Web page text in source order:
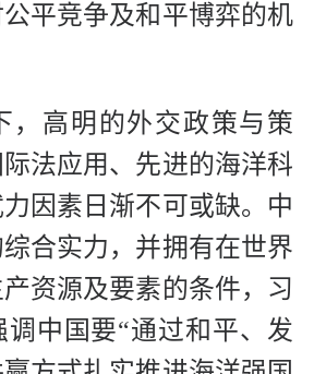
平竞争及和平博弈的机
，高明的外交政策与策
法应用、先进的海洋科
因素日渐不可或缺。中
合实力，并拥有在世界
资源及要素的条件，习
中国要“通过和平、发